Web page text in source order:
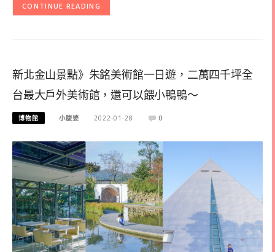
CONTINUE READING
新北金山景點》朱銘美術館一日遊，二萬四千坪全
台最大戶外美術館，還可以餵小鴨鴨～
博物館 小腹婆 2022-01-28 0